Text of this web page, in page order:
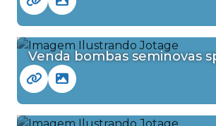
Venda bombas seminovas